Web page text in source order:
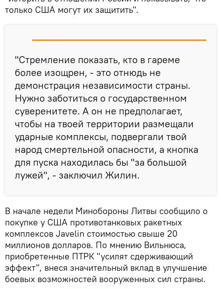
только США могут их защитить".
"Стремление показать, кто в гареме
более изощрен, - это отнюдь не
демонстрация независимости страны.
Нужно заботиться о государственном
суверенитете. А он не предполагает,
чтобы на твоей территории размещали
ударные комплексы, подвергали твой
народ смертельной опасности, а кнопка
для пуска находилась бы "за большой
лужей", - заключил Жилин.
В начале недели Минобороны Литвы сообщило о
покупке у США противотанковых ракетных
комплексов Javelin стоимостью свыше 20
миллионов долларов. По мнению Вильнюса,
приобретенные ПТРК "усилят сдерживающий
эффект", внеся значительный вклад в улучшение
боевых возможностей вооруженных сил страны.